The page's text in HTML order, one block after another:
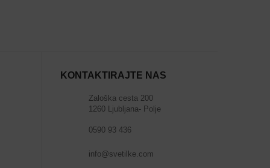
KONTAKTIRAJTE NAS
Zaloška cesta 200
1260 Ljubljana- Polje
0590 93 436
info@svetilke.com